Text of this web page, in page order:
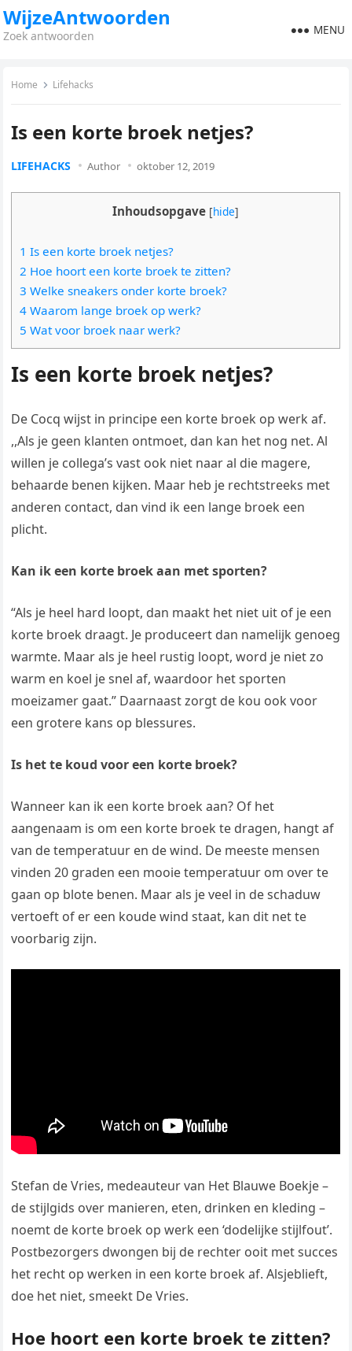
WijzeAntwoorden
Zoek antwoorden MENU
Home Lifehacks
Is een korte broek netjes?
LIFEHACKS Author oktober 12, 2019
Inhoudsopgave [hide]
1 Is een korte broek netjes?
2 Hoe hoort een korte broek te zitten?
3 Welke sneakers onder korte broek?
4 Waarom lange broek op werk?
5 Wat voor broek naar werk?
Is een korte broek netjes?
De Cocq wijst in principe een korte broek op werk af.
,,Als je geen klanten ontmoet, dan kan het nog net. Al
willen je collega’s vast ook niet naar al die magere,
behaarde benen kijken. Maar heb je rechtstreeks met
anderen contact, dan vind ik een lange broek een
plicht.
Kan ik een korte broek aan met sporten?
“Als je heel hard loopt, dan maakt het niet uit of je een
korte broek draagt. Je produceert dan namelijk genoeg
warmte. Maar als je heel rustig loopt, word je niet zo
warm en koel je snel af, waardoor het sporten
moeizamer gaat.” Daarnaast zorgt de kou ook voor
een grotere kans op blessures.
Is het te koud voor een korte broek?
Wanneer kan ik een korte broek aan? Of het
aangenaam is om een korte broek te dragen, hangt af
van de temperatuur en de wind. De meeste mensen
vinden 20 graden een mooie temperatuur om over te
gaan op blote benen. Maar als je veel in de schaduw
vertoeft of er een koude wind staat, kan dit net te
voorbarig zijn.
Stefan de Vries, medeauteur van Het Blauwe Boekje –
de stijlgids over manieren, eten, drinken en kleding –
noemt de korte broek op werk een ‘dodelijke stijlfout’.
Postbezorgers dwongen bij de rechter ooit met succes
het recht op werken in een korte broek af. Alsjeblieft,
doe het niet, smeekt De Vries.
Hoe hoort een korte broek te zitten?